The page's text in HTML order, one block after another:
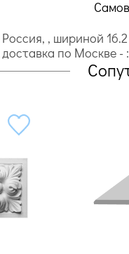
, шириной
по Москве